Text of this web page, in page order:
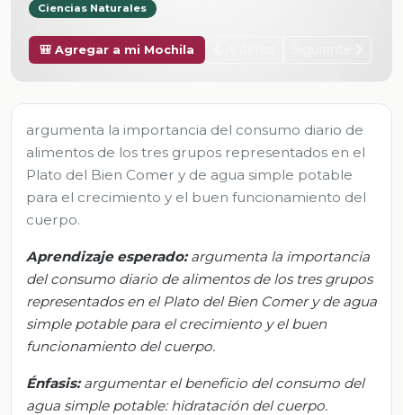
Ciencias Naturales
🎒 Agregar a mi Mochila
argumenta la importancia del consumo diario de
alimentos de los tres grupos representados en el
Plato del Bien Comer y de agua simple potable
para el crecimiento y el buen funcionamiento del
cuerpo.
Aprendizaje esperado: argumenta la importancia
del consumo diario de alimentos de los tres grupos
representados en el Plato del Bien Comer y de agua
simple potable para el crecimiento y el buen
funcionamiento del cuerpo.
Énfasis:argumentar el beneficio del consumo del
agua simple potable: hidratación del cuerpo.